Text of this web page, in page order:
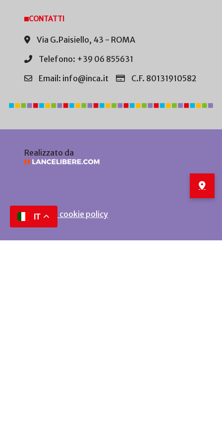
CONTATTI
Via G.Paisiello, 43 - ROMA
Telefono: +39 06 855631
Email: info@inca.it
C.F. 80131910582
Realizzato da
Privacy e cookie policy
IT